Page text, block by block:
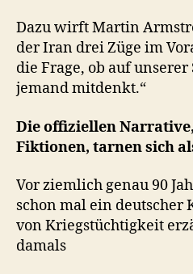
Dazu wirft Martin
der Iran drei Züge im
die Frage, ob auf
jemand mitdenkt.“
Die offiziellen
Fiktionen, tarnen sich
Vor ziemlich genau 90
schon mal ein deutscher
von Kriegstüchtigkeit
damals